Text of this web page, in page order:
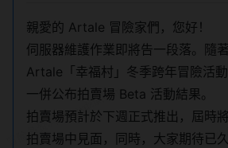
親愛的 Artale 冒險家們，您好！
伺服器維護作業即將告一段落。隨
Artale「幸福村」冬季跨年冒險活
一併公布拍賣場 Beta 活動結果。
拍賣場預計於下週正式推出，屆時
拍賣場中見面，同時，大家期待已